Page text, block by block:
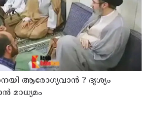
ആരോഗ്യവാന്‍ ? ദൃശ്യം
മാധ്യമം